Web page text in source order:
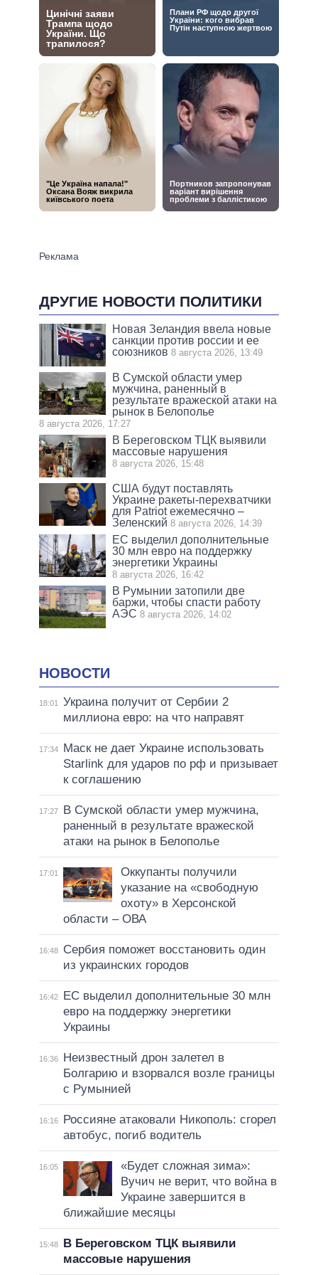
ДРУГИЕ НОВОСТИ ПОЛИТИКИ
Новая Зеландия ввела новые
санкции против россии и ее
союзников 8 августа 2026, 13:49
В Сумской области умер
мужчина, раненный в
результате вражеской атаки на
рынок в Белополье
8 августа 2026, 17:27
В Береговском ТЦК выявили
массовые нарушения
8 августа 2026, 15:48
США будут поставлять
Украине ракеты-перехватчики
для Patriot ежемесячно –
Зеленский 8 августа 2026, 14:39
ЕС выделил дополнительные
30 млн евро на поддержку
энергетики Украины
8 августа 2026, 16:42
В Румынии затопили две
баржи, чтобы спасти работу
АЭС 8 августа 2026, 14:02
НОВОСТИ
18:01
Украина получит от Сербии 2
миллиона евро: на что направят
17:34
Маск не дает Украине использовать
Starlink для ударов по рф и призывает
к соглашению
17:27
В Сумской области умер мужчина,
раненный в результате вражеской
атаки на рынок в Белополье
17:01
Оккупанты получили
указание на «свободную
охоту» в Херсонской
области – ОВА
16:48
Сербия поможет восстановить один
из украинских городов
16:42
ЕС выделил дополнительные 30 млн
евро на поддержку энергетики
Украины
16:36
Неизвестный дрон залетел в
Болгарию и взорвался возле границы
с Румынией
16:16
Россияне атаковали Никополь: сгорел
автобус, погиб водитель
16:05
«Будет сложная зима»:
Вучич не верит, что война в
Украине завершится в
ближайшие месяцы
15:48
В Береговском ТЦК выявили
массовые нарушения